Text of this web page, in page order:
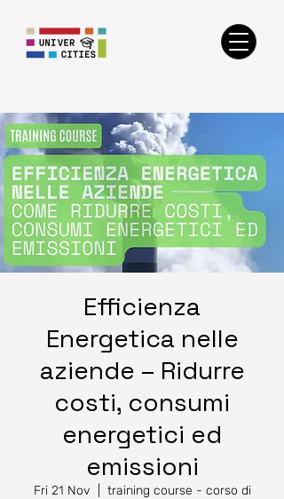
Efficienza
Energetica nelle
aziende – Ridurre
costi, consumi
energetici ed
emissioni
Fri 21 Nov
training course - corso di